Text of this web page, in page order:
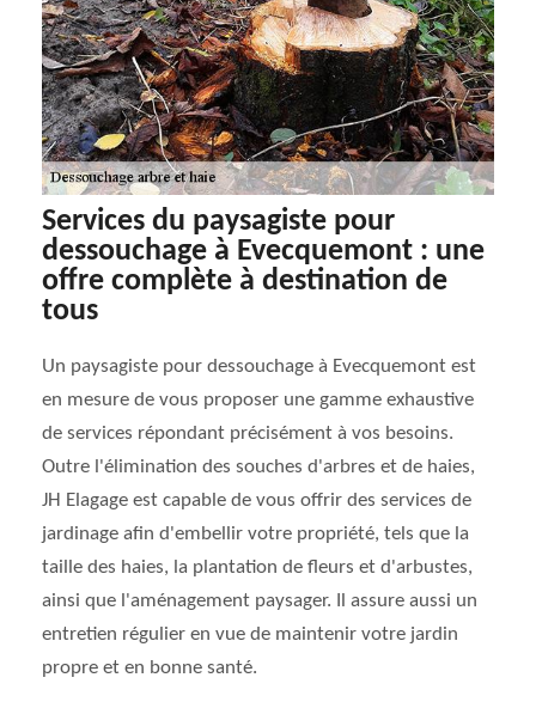
Services du paysagiste pour
dessouchage à Evecquemont : une
offre complète à destination de
tous
Un paysagiste pour dessouchage à Evecquemont est
en mesure de vous proposer une gamme exhaustive
de services répondant précisément à vos besoins.
Outre l'élimination des souches d'arbres et de haies,
JH Elagage est capable de vous offrir des services de
jardinage afin d'embellir votre propriété, tels que la
taille des haies, la plantation de fleurs et d'arbustes,
ainsi que l'aménagement paysager. Il assure aussi un
entretien régulier en vue de maintenir votre jardin
propre et en bonne santé.